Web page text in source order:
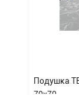
Подушка